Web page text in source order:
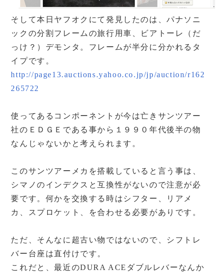
そして本日ヤフオクにて発見したのは、パナソニ
ックの分割フレームの旅行用車、ビアトーレ（だ
っけ？）デモンタ。フレームが半分に分かれるタ
イプです。
http://page13.auctions.yahoo.co.jp/jp/auction/r162
265722
使ってあるコンポーネントが今は亡きサンツアー
社のＥＤＧＥである事から１９９０年代後半の物
なんじゃないかと考えられます。
このサンツアーメカを搭載していると言う事は、
シマノのインデクスと互換性がないので注意が必
要です。何かを交換する時はシフター、リアメ
カ、スプロケット、を合わせる必要がありです。
ただ、そんなに超古い物ではないので、シフトレ
バー台座は直付けです。
これだと、最近のDURA ACEダブルレバーなんか